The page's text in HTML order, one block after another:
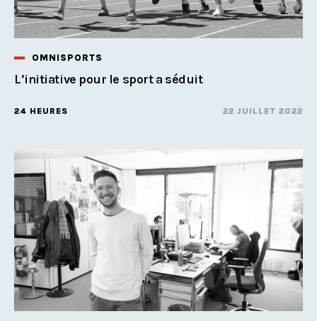
OMNISPORTS
L’initiative pour le sport a séduit
24 HEURES 22 JUILLET 2022